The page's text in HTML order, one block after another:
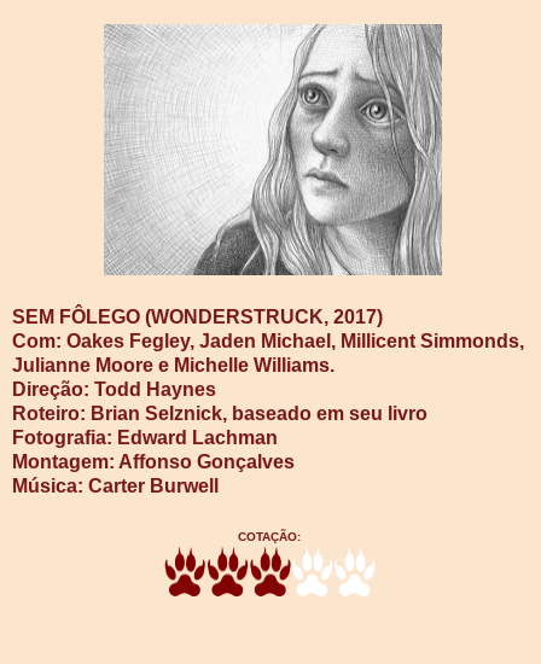
SEM FÔLEGO (WONDERSTRUCK, 2017)
Com: Oakes Fegley, Jaden Michael, Millicent Simmonds,
Julianne Moore e Michelle Williams.
Direção: Todd Haynes
Roteiro: Brian Selznick, baseado em seu livro
Fotografia: Edward Lachman
Montagem: Affonso Gonçalves
Música: Carter Burwell
COTAÇÃO: